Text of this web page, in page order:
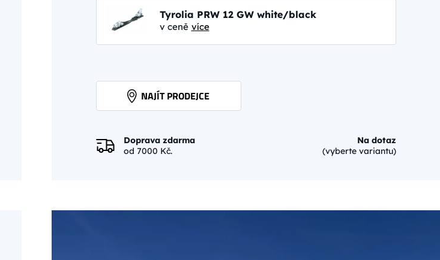
Tyrolia PRW 12 GW white/black
v ceně více
NAJÍT PRODEJCE
Doprava zdarma
od 7000 Kč.
Na dotaz
(vyberte variantu)